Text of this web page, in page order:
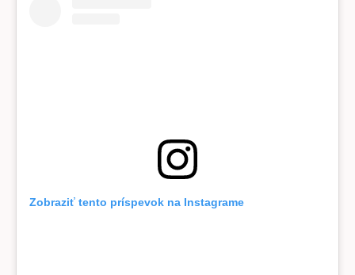
Zobraziť tento príspevok na Instagrame